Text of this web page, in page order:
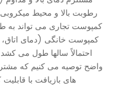
رطوبت بالا و محیط
کمپوست تجاری می تواند به
کمپوست خانگی (دمای اتاق،
احتمالاً سالها طول می
واضح توصیه می کنیم که
های بازیافت با